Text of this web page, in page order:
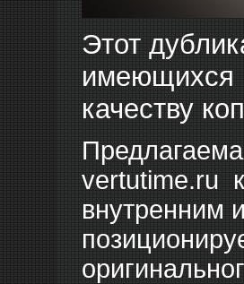
Этот
имеющихся
качеству
vertutime.ru
внутренним